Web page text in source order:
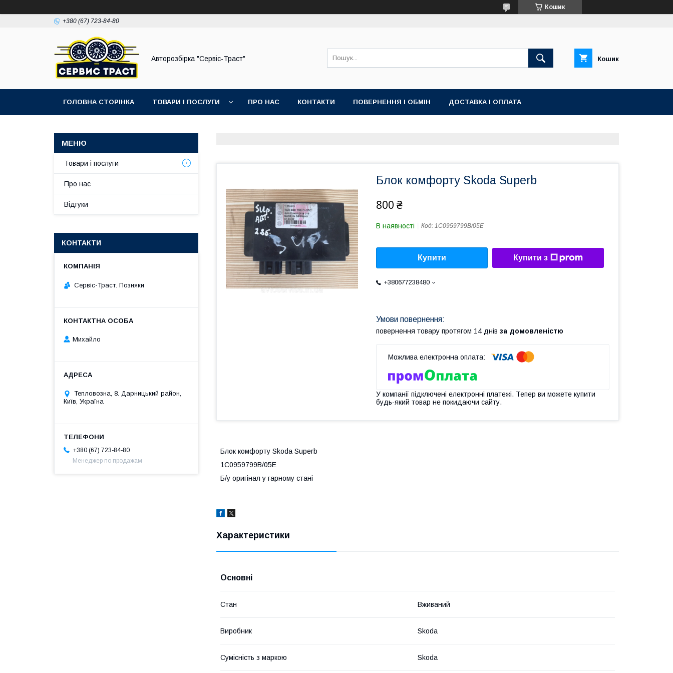
Кошик
+380 (67) 723-84-80
Авторозбірка "Сервіс-Траст" Кошик
ГОЛОВНА СТОРІНКА ТОВАРИ І ПОСЛУГИ ПРО НАС КОНТАКТИ ПОВЕРНЕННЯ І ОБМІН ДОСТАВКА І ОПЛАТА
Блок комфорту Skoda Superb
800 ₴
В наявності Код: 1C0959799B/05E
Купити Купити з
+380677238480
повернення товару протягом 14 днів за домовленістю
У компанії підключені електронні платежі. Тепер ви можете купити
будь-який товар не покидаючи сайту.
Блок комфорту Skoda Superb
1C0959799B/05E
Б/у оригінал у гарному стані
Характеристики
Основні
Стан Вживаний
Виробник Skoda
Сумісність з маркою Skoda
Товари і послуги
Про нас
Відгуки
КОНТАКТИ
Сервіс-Траст. Позняки
Михайло
Тепловозна, 8. Дарницький район,
Київ, Україна
+380 (67) 723-84-80
Менеджер по продажам